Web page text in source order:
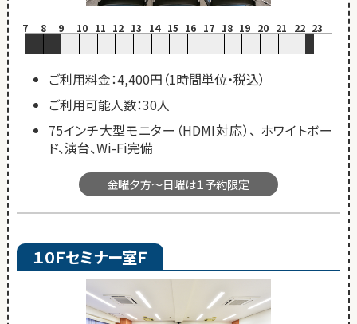
7 8 9 10 11 12 13 14 15 16 17 18 19 20 21 22 23
ご利用料金：4,400円（1時間単位・税込）
ご利用可能人数：30人
75インチ大型モニター（HDMI対応）、 ホワイトボー
ド、演台、Wi-Fi完備
金曜夕方～日曜は１予約限定
１０Ｆセミナー室Ｆ